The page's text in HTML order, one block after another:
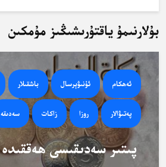
بۇلارنىمۇ ياقتۇرىشىڭىز مۇمكىن
ئەھكام ئۇنىۋېرسال باشقىلار
پەتىۋالار روزا زاكات سەدىقە
پىتىر سەدىقىسى ھەققىدە